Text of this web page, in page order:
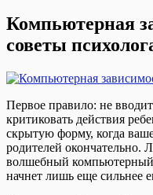
Компьютерная
советы
Первое правило: не
критиковать действия
скрытую форму, когда
родителей окончательно.
волшебный компьютерный
начнет лишь еще сильнее